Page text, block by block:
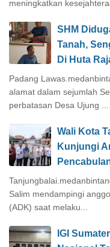
meningkatkan
SHM
Tanah,
Di Huta
Padang
alamat dalam sejumlah
perbatasan Desa Ujung ...
Wali Kota
Kunjungi
Salim mendampingi
(ADK) saat melaku...
IGI